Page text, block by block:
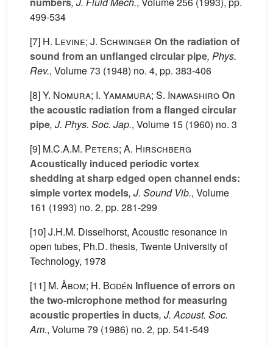
499-534
[7] H. Levine; J. Schwinger On the radiation of
sound from an unflanged circular pipe, Phys.
Rev., Volume 73 (1948) no. 4, pp. 383-406
[8]Y. Nomura; I. Yamamura; S. InawashiroOn
the acoustic radiation from a flanged circular
pipe, J. Phys. Soc. Jap., Volume 15 (1960) no. 3
[9] M.C.A.M. Peters; A. Hirschberg
Acoustically induced periodic vortex
shedding at sharp edged open channel ends:
simple vortex models, J. Sound Vib., Volume
161 (1993) no. 2, pp. 281-299
[10] J.H.M. Disselhorst, Acoustic resonance in
open tubes, Ph.D. thesis, Twente University of
Technology, 1978
[11] M. Åbom; H. Bodén Influence of errors on
the two-microphone method for measuring
acoustic properties in ducts, J. Acoust. Soc.
Am., Volume 79 (1986) no. 2, pp. 541-549